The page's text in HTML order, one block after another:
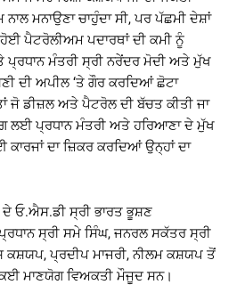
ਮਨਾਉਣਾ ਚਾਹੁੰਦਾ ਸੀ, ਪਰ ਪੱਛਮੀ ਦੇਸ਼ਾਂ
ਪੈਟਰੋਲੀਅਮ ਪਦਾਰਥਾਂ ਦੀ ਕਮੀ ਨੂੰ
ਮੰਤਰੀ ਸ੍ਰੀ ਨਰੇਂਦਰ ਮੋਦੀ ਅਤੇ ਮੁੱਖ
ਦੀ ਅਪੀਲ ‘ਤੇ ਗੌਰ ਕਰਦਿਆਂ ਛੋਟਾ
ਜੋ ਡੀਜ਼ਲ ਅਤੇ ਪੈਟਰੋਲ ਦੀ ਬੱਚਤ ਕੀਤੀ ਜਾ
ਲਈ ਪ੍ਰਧਾਨ ਮੰਤਰੀ ਅਤੇ ਹਰਿਆਣਾ ਦੇ ਮੁੱਖ
ਦਾ ਜ਼ਿਕਰ ਕਰਦਿਆਂ ਉਨ੍ਹਾਂ ਦਾ
ਓ.ਐਸ.ਡੀ ਸ੍ਰੀ ਭਾਰਤ ਭੂਸ਼ਣ
ਸ੍ਰੀ ਸਮੇ ਸਿੰਘ, ਜਨਰਲ ਸਕੱਤਰ ਸ੍ਰੀ
ਕਸ਼ਯਪ, ਪ੍ਰਦੀਪ ਮਾਜਰੀ, ਨੀਲਮ ਕਸ਼ਯਪ ਤੋਂ
ਮਾਣਯੋਗ ਵਿਅਕਤੀ ਮੌਜੂਦ ਸਨ।